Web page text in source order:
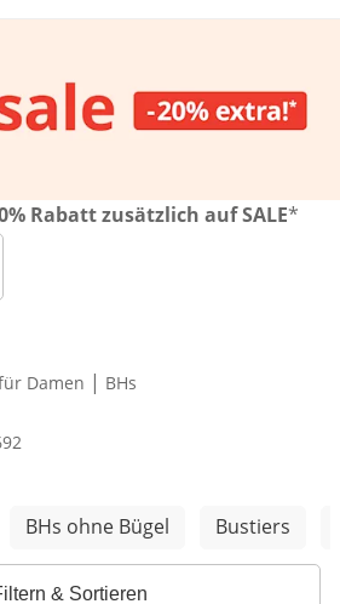
Rabatt zusätzlich auf SALE*
Damen | BHs
BHs ohne Bügel Bustiers
& Sortieren